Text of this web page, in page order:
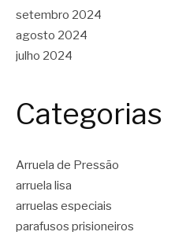
setembro 2024
agosto 2024
julho 2024
Categorias
Arruela de Pressão
arruela lisa
arruelas especiais
parafusos prisioneiros